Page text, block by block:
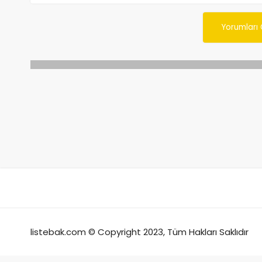
listebak.com © Copyright 2023, Tüm Hakları Saklıdır